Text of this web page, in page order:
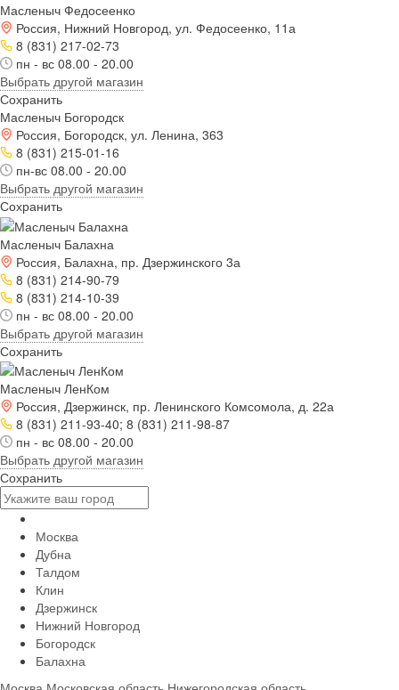
Масленыч Федосеенко
Россия, Нижний Новгород, ул. Федосеенко, 11а
8 (831) 217-02-73
пн - вс 08.00 - 20.00
Выбрать другой магазин
Сохранить
Масленыч Богородск
Россия, Богородск, ул. Ленина, 363
8 (831) 215-01-16
пн-вс 08.00 - 20.00
Выбрать другой магазин
Сохранить
Масленыч Балахна
Россия, Балахна, пр. Дзержинского 3а
8 (831) 214-90-79
8 (831) 214-10-39
пн - вс 08.00 - 20.00
Выбрать другой магазин
Сохранить
Масленыч ЛенКом
Россия, Дзержинск, пр. Ленинского Комсомола, д. 22а
8 (831) 211-93-40; 8 (831) 211-98-87
пн - вс 08.00 - 20.00
Выбрать другой магазин
Сохранить
Москва
Дубна
Талдом
Клин
Дзержинск
Нижний Новгород
Богородск
Балахна